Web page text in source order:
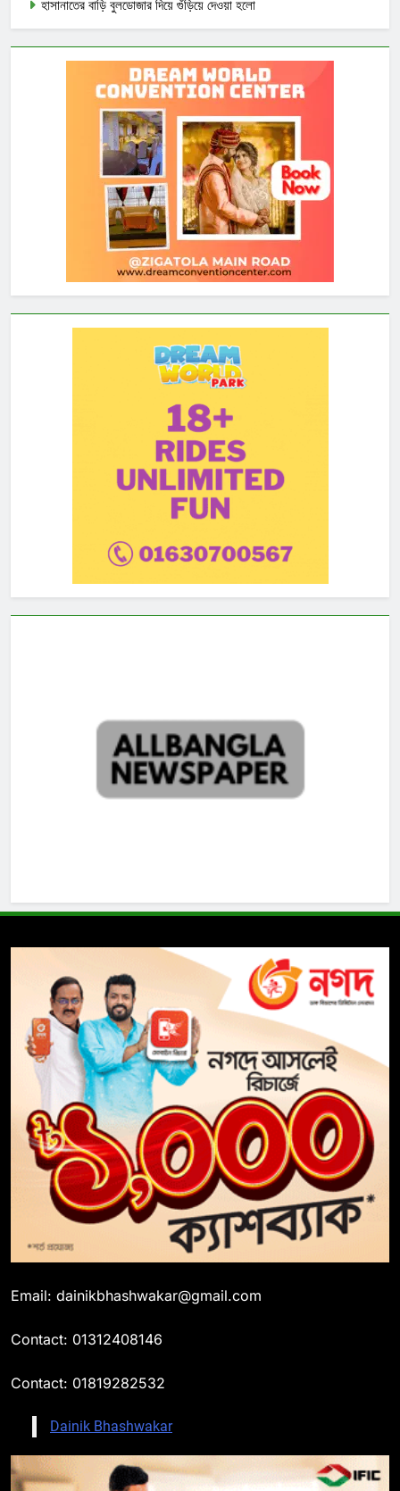
হাসানাতের বাড়ি বুলডোজার দিয়ে গুঁড়িয়ে দেওয়া হলো
Email: dainikbhashwakar@gmail.com
Contact: 01312408146
Contact: 01819282532
Dainik Bhashwakar